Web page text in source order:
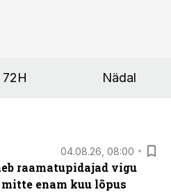
72H Nädal
04.08.26, 08:00
raamatupidajad vigu
enam kuu lõpus